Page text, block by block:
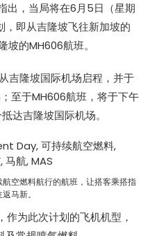
出，当局将在6月5日（星期
，即从吉隆坡飞往新加坡的
的MH606航班。
吉隆坡国际机场启程，并于
至于MH606航班，将于下午
达吉隆坡国际机场。
空燃料航行的航班，让搭客乘搭指
马新。
为此次计划的飞机机型，